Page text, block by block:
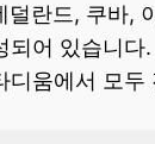
덜란드, 쿠바,
되어 있습니다
디움에서 모두